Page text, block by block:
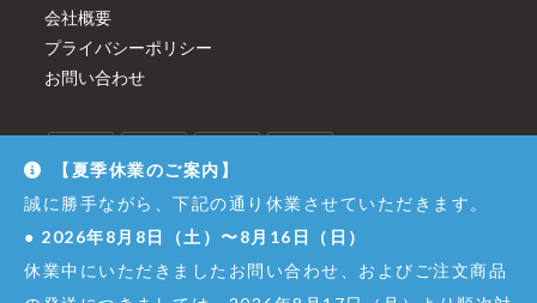
会社概要
プライバシーポリシー
お問い合わせ
【夏季休業のご案内】
誠に勝手ながら、下記の通り休業させていただきます。
● 2026年8月8日（土）〜8月16日（日）
休業中にいただきましたお問い合わせ、およびご注文商品